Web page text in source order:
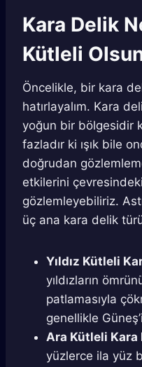
Kara Delik
Kütleli
Öncelikle, bir kara
hatırlayalım. Kara
yoğun bir bölgesidir
fazladır ki ışık bile
doğrudan
etkilerini
gözlemleyebiliriz.
üç ana kara delik
Yıldız Kütleli
yıldızların
patlamasıyla
genellikle
Ara Kütleli Kara
yüzlerce ila yüz